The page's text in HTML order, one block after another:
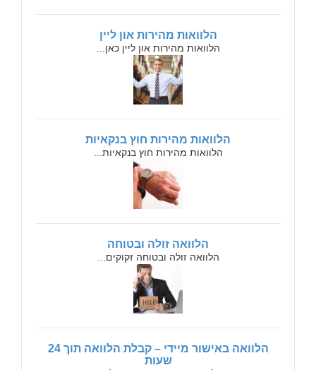
הלוואות מהירות און ליין
הלוואות מהירות און ליין כאן...
הלוואות מהירות חוץ בנקאיות
הלוואות מהירות חוץ בנקאיות...
הלוואה זולה ובטוחה
הלוואה זולה ובטוחה זקוקים...
הלוואה באישור מיידי – קבלת הלוואה תוך 24
שעות